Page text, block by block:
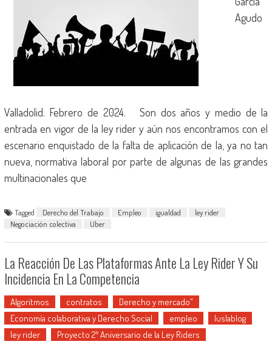
Agudo
Valladolid. Febrero de 2024. Son dos años y medio de la
entrada en vigor de la ley rider y aún nos encontramos con el
escenario enquistado de la falta de aplicación de la, ya no tan
nueva, normativa laboral por parte de algunas de las grandes
multinacionales que
Tagged Derecho del Trabajo Empleo igualdad
ley rider
Negociación colectiva
Uber
La Reacción De Las Plataformas Ante La Ley Rider Y Su
Incidencia En La Competencia
Algoritmos contratos
Derecho y mercado"
Economía colaborativa y Derecho Social
empleo
Iuslablog
ley rider
Proyecto 2º Aniversario de la Ley Riders